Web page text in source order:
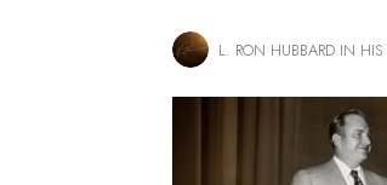
L. RON HUBBARD IN